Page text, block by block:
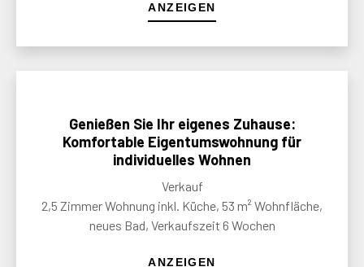
ANZEIGEN
Genießen Sie Ihr eigenes Zuhause:
Komfortable Eigentumswohnung für
individuelles Wohnen
Verkauf
2,5 Zimmer Wohnung inkl. Küche, 53 m² Wohnfläche,
neues Bad, Verkaufszeit 6 Wochen
ANZEIGEN